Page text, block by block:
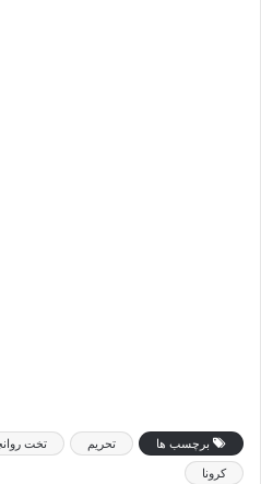
برچسب ها تحریم‌ تخت
کرونا